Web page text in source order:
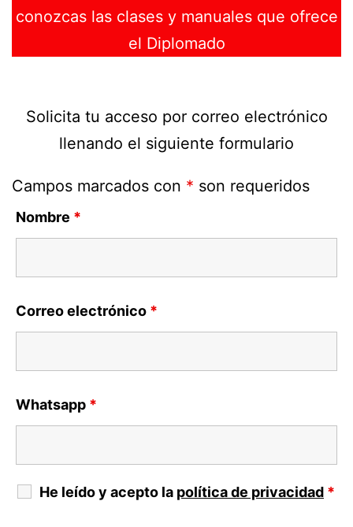
conozcas las clases y manuales que ofrece
el Diplomado
Solicita tu acceso por correo electrónico
llenando el siguiente formulario
Campos marcados con * son requeridos
Nombre *
Correo electrónico *
Whatsapp *
He leído y acepto la política de privacidad *